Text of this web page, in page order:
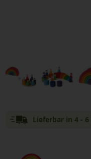
Lieferbar in 4 - 6